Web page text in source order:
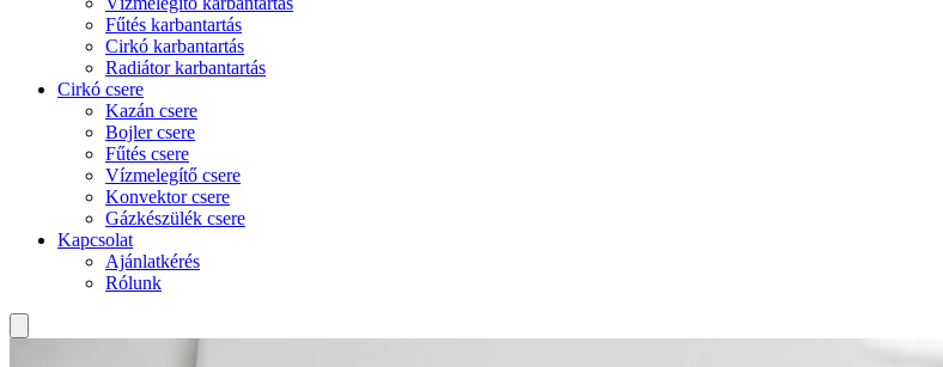
Fűtés karbantartás
Cirkó karbantartás
Radiátor karbantartás
Cirkó csere
Kazán csere
Bojler csere
Fűtés csere
Vízmelegítő csere
Konvektor csere
Gázkészülék csere
Kapcsolat
Ajánlatkérés
Rólunk